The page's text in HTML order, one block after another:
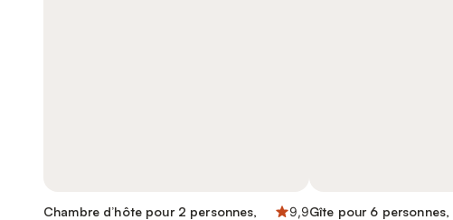
Chambre d’hôte pour 2 personnes,
9,9Gîte pour 6 personnes,